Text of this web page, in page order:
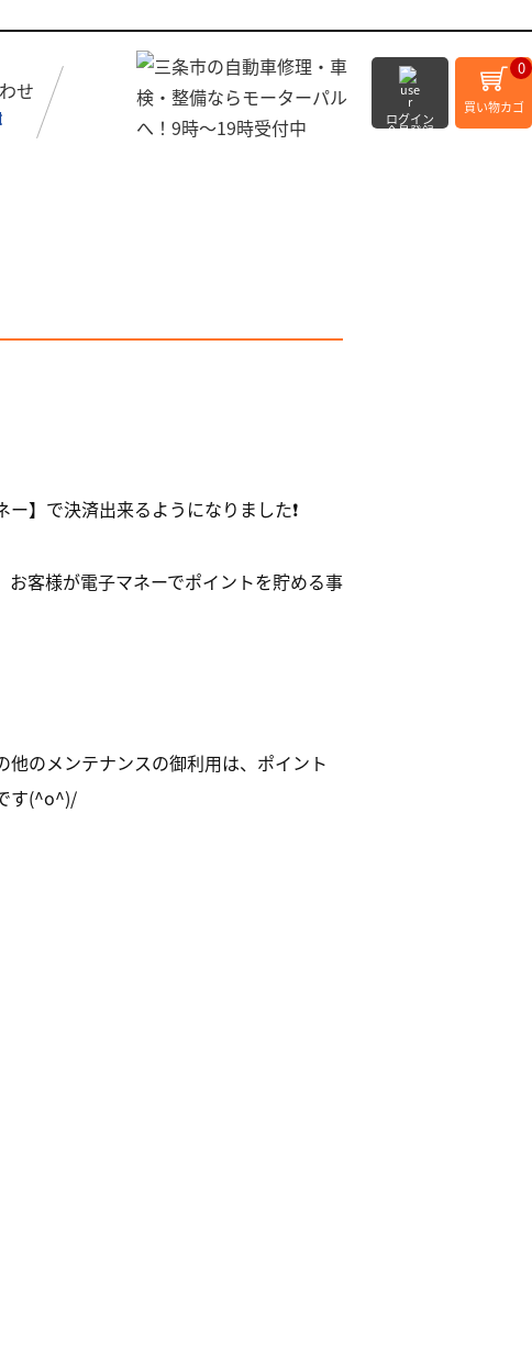
せ
ログイン
会員登録
0
買い物カゴ
】で決済出来るようになりました❗️
客様が電子マネーでポイントを貯める事
のメンテナンスの御利用は、ポイント
す(^o^)/